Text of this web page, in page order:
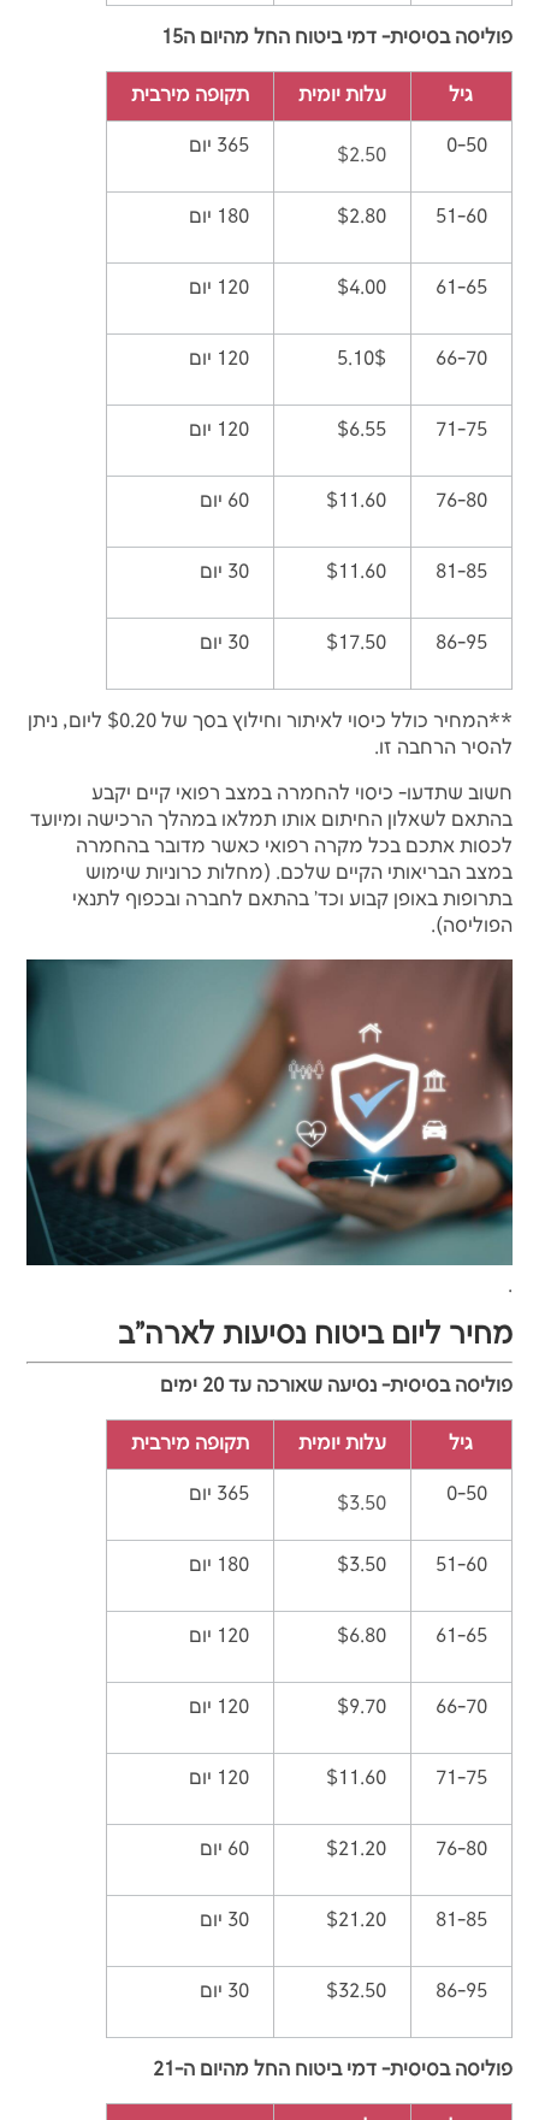
פוליסה בסיסית- דמי ביטוח החל מהיום ה15
גיל עלות יומית תקופה מירבית
0-50
$2.50 365 יום
51-60
$2.80 180 יום
61-65
$4.00 120 יום
66-70
5.10$ 120 יום
71-75
$6.55 120 יום
76-80
$11.60 60 יום
81-85
$11.60 30 יום
86-95
$17.50 30 יום
**המחיר כולל כיסוי לאיתור וחילוץ בסך של $0.20 ליום, ניתן
להסיר הרחבה זו.
חשוב שתדעו- כיסוי להחמרה במצב רפואי קיים יקבע
בהתאם לשאלון החיתום אותו תמלאו במהלך הרכישה ומיועד
לכסות אתכם בכל מקרה רפואי כאשר מדובר בהחמרה
במצב הבריאותי הקיים שלכם. (מחלות כרוניות שימוש
בתרופות באופן קבוע וכד' בהתאם לחברה ובכפוף לתנאי
הפוליסה).
.
מחיר ליום ביטוח נסיעות לארה"ב
פוליסה בסיסית- נסיעה שאורכה עד 20 ימים
גיל עלות יומית תקופה מירבית
0-50
$3.50 365 יום
51-60
$3.50 180 יום
61-65
$6.80 120 יום
66-70
$9.70 120 יום
71-75
$11.60 120 יום
76-80
$21.20 60 יום
81-85
$21.20 30 יום
86-95
$32.50 30 יום
פוליסה בסיסית- דמי ביטוח החל מהיום ה-21